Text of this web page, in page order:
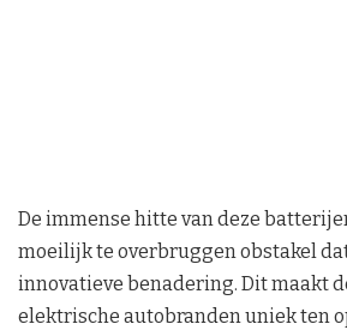
De immense hitte van deze
moeilijk te overbruggen obstakel
innovatieve benadering. Dit maakt
elektrische autobranden uniek ten